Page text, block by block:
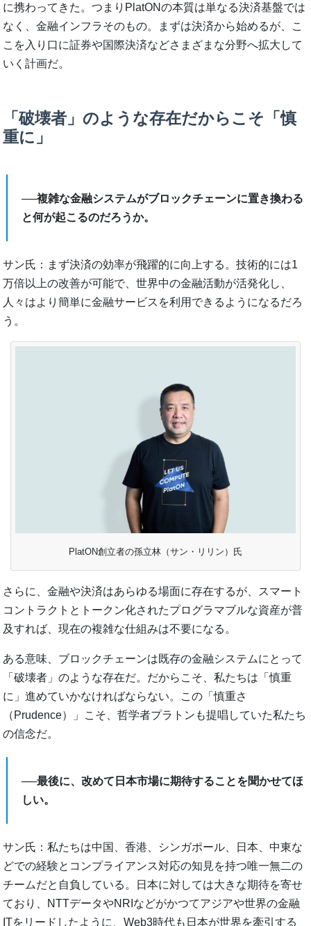
に携わってきた。つまりPlatONの本質は単なる決済基盤では
なく、金融インフラそのもの。まずは決済から始めるが、こ
こを入り口に証券や国際決済などさまざまな分野へ拡大して
いく計画だ。
「破壊者」のような存在だからこそ「慎
重に」
──複雑な金融システムがブロックチェーンに置き換わる
と何が起こるのだろうか。
サン氏：まず決済の効率が飛躍的に向上する。技術的には1
万倍以上の改善が可能で、世界中の金融活動が活発化し、
人々はより簡単に金融サービスを利用できるようになるだろ
う。
PlatON創立者の孫立林（サン・リリン）氏
さらに、金融や決済はあらゆる場面に存在するが、スマート
コントラクトとトークン化されたプログラマブルな資産が普
及すれば、現在の複雑な仕組みは不要になる。
ある意味、ブロックチェーンは既存の金融システムにとって
「破壊者」のような存在だ。だからこそ、私たちは「慎重
に」進めていかなければならない。この「慎重さ
（Prudence）」こそ、哲学者プラトンも提唱していた私たち
の信念だ。
──最後に、改めて日本市場に期待することを聞かせてほ
しい。
サン氏：私たちは中国、香港、シンガポール、日本、中東な
どでの経験とコンプライアンス対応の知見を持つ唯一無二の
チームだと自負している。日本に対しては大きな期待を寄せ
ており、NTTデータやNRIなどがかつてアジアや世界の金融
ITをリードしたように、Web3時代も日本が世界を牽引する